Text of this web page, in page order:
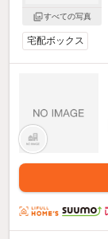
すべての写真
宅配ボックス